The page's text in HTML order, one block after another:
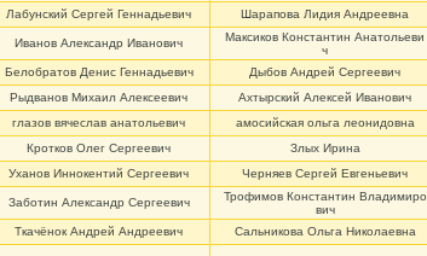
Лабунский Сергей Геннадьевич Шарапова Лидия Андреевна
Иванов Александр Иванович
Максиков Константин Анатольеви
ч
Белобратов Денис Геннадьевич Дыбов Андрей Сергеевич
Рыдванов Михаил Алексеевич Ахтырский Алексей Иванович
глазов вячеслав анатольевич амосийская ольга леонидовна
Кротков Олег Сергеевич Злых Ирина
Уханов Иннокентий Сергеевич Черняев Сергей Евгеньевич
Заботин Александр Сергеевич
Трофимов Константин Владимиро
вич
Ткачёнок Андрей Андреевич Сальникова Ольга Николаевна